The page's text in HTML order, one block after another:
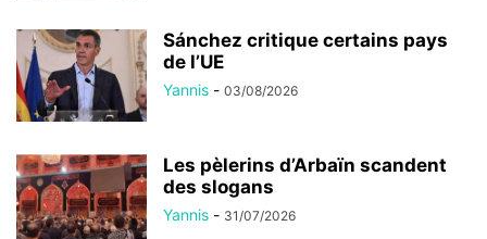
Sánchez critique certains pays
de l’UE
Yannis - 03/08/2026
Les pèlerins d’Arbaïn scandent
des slogans
Yannis - 31/07/2026